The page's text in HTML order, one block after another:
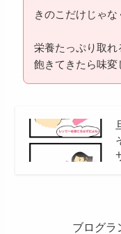
きのこだけじゃな
栄養たっぷり取れ
飽きてきたら味変
ブログラ